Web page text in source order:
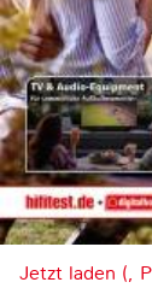
Jetzt laden (,